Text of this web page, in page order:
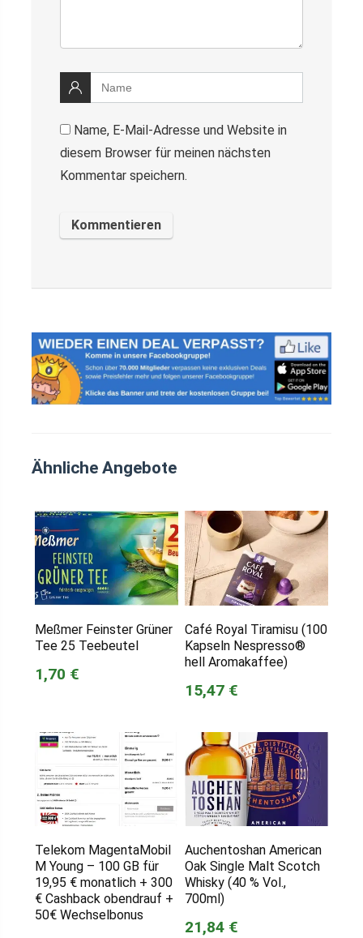
Name, E-Mail-Adresse und Website in
diesem Browser für meinen nächsten
Kommentar speichern.
Ähnliche Angebote
Meßmer Feinster Grüner
Tee 25 Teebeutel
1,70 €
Café Royal Tiramisu (100
Kapseln Nespresso®
hell Aromakaffee)
15,47 €
Telekom MagentaMobil
M Young – 100 GB für
19,95 € monatlich + 300
€ Cashback obendrauf +
50€ Wechselbonus
Auchentoshan American
Oak Single Malt Scotch
Whisky (40 % Vol.,
700ml)
21,84 €